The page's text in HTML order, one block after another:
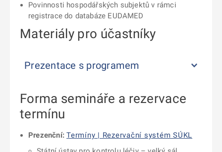
Povinnosti hospodářských subjektů v rámci
registrace do databáze EUDAMED
Materiály pro účastníky
Prezentace s programem
Forma semináře a rezervace
termínu
Prezenční:Termíny | Rezervační systém SÚKL